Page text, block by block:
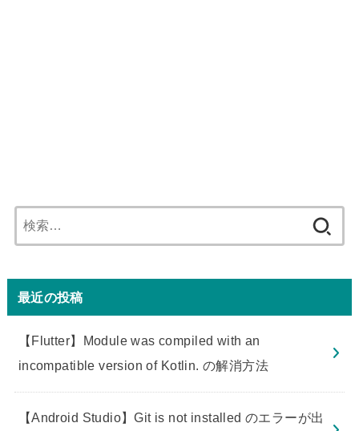
索:
最近の投稿
【Flutter】Module was compiled with an
incompatible version of Kotlin. の解消方法
【Android Studio】Git is not installed のエラーが出